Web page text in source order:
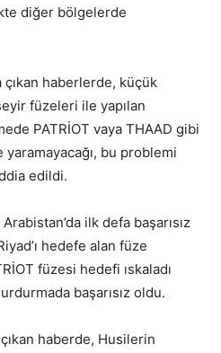
diğer bölgelerde
çıkan haberlerde, küçük
füzeleri ile yapılan
PATRİOT vaya THAAD gibi
bu problemi
edildi.
ilk defa başarısız
hedefe alan füze
füzesi hedefi ıskaladı
başarısız oldu.
çıkan haberde, Husilerin